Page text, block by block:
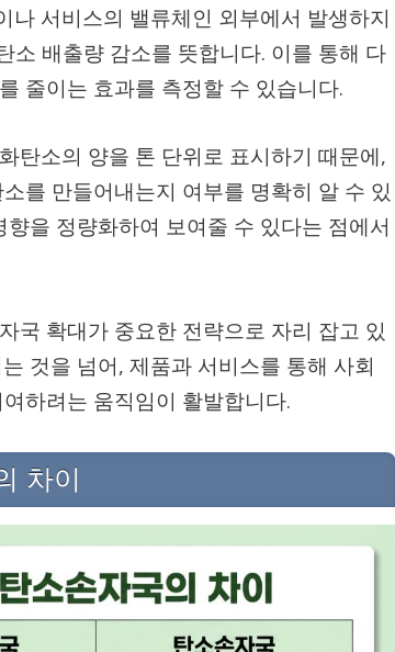
서비스의 밸류체인 외부에서 발생하지
소 배출량 감소를 뜻합니다. 이를 통해 다
줄이는 효과를 측정할 수 있습니다.
탄소의 양을 톤 단위로 표시하기 때문에,
를 만들어내는지 여부를 명확히 알 수 있
을 정량화하여 보여줄 수 있다는 점에서
국 확대가 중요한 전략으로 자리 잡고 있
것을 넘어, 제품과 서비스를 통해 사회
하려는 움직임이 활발합니다.
차이